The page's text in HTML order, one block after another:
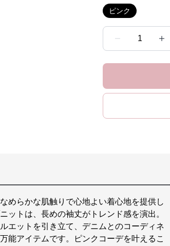
ピンク
1
めらかな肌触りで心地よい着心地を提供し
ットは、長めの袖丈がトレンド感を演出。
エットを引き立て、デニムとのコーディネ
能アイテムです。ピンクコーデを叶えるこ